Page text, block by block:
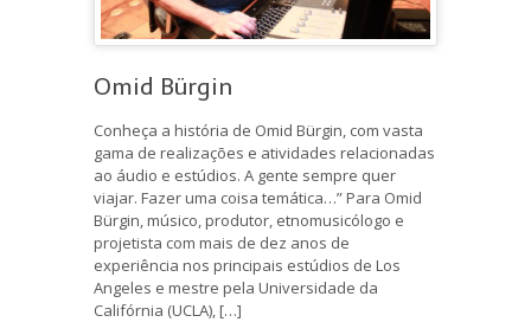
Omid Bürgin
Conheça a história de Omid Bürgin, com vasta
gama de realizações e atividades relacionadas
ao áudio e estúdios. A gente sempre quer
viajar. Fazer uma coisa temática…” Para Omid
Bürgin, músico, produtor, etnomusicólogo e
projetista com mais de dez anos de
experiência nos principais estúdios de Los
Angeles e mestre pela Universidade da
Califórnia (UCLA), […]